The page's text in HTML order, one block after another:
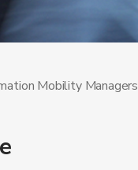
Mobility Managers